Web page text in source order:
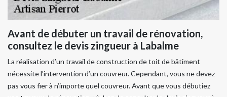
Avant de débuter un travail de rénovation,
consultez le devis zingueur à Labalme
La réalisation d’un travail de construction de toit de bâtiment
nécessite l’intervention d’un couvreur. Cependant, vous ne devez
pas vous fier à n’importe quel couvreur. Avant que vous débutiez